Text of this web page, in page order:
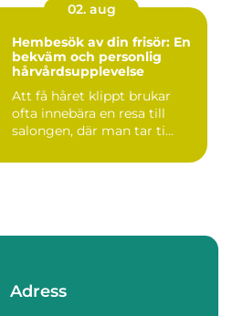
02. aug
Hembesök av din frisör: En
bekväm och personlig
hårvårdsupplevelse
Att få håret klippt brukar
ofta innebära en resa till
salongen, där man tar ti...
Adress